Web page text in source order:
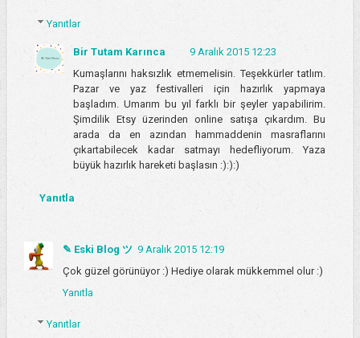
Yanıtlar
Bir Tutam Karınca
9 Aralık 2015 12:23
Kumaşlarını haksızlık etmemelisin. Teşekkürler tatlım.
Pazar ve yaz festivalleri için hazırlık yapmaya
başladım. Umarım bu yıl farklı bir şeyler yapabilirim.
Şimdilik Etsy üzerinden online satışa çıkardım. Bu
arada da en azından hammaddenin masraflarını
çıkartabilecek kadar satmayı hedefliyorum. Yaza
büyük hazırlık hareketi başlasın :):):)
Yanıtla
✎ Eski Blog ツ 9 Aralık 2015 12:19
Çok güzel görünüyor :) Hediye olarak mükkemmel olur :)
Yanıtla
Yanıtlar